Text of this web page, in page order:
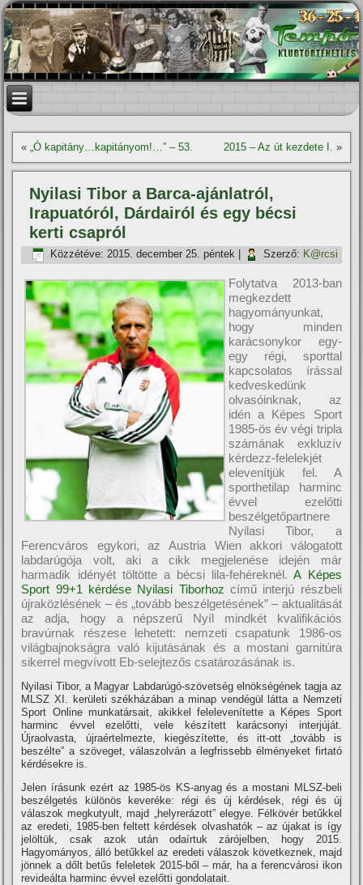
«„Ó kapitány…kapitányom!…” – 53. 2015 – Az út kezdete I. »
Nyilasi Tibor a Barca-ajánlatról,
Irapuatóról, Dárdairól és egy bécsi
kerti csapról
Közzétéve: 2015. december 25. péntek Szerző: K@rcsi
Folytatva 2013-ban
megkezdett
hagyományunkat,
hogy minden
karácsonykor egy-
egy régi, sporttal
kapcsolatos í­rással
kedveskedünk
olvasóinknak, az
idén a Képes Sport
1985-ös év végi tripla
számának exkluzí­v
kérdezz-felelekjét
elevení­tjük fel. A
sporthetilap harminc
évvel ezelőtti
beszélgetőpartnere
Nyilasi Tibor, a
Ferencváros egykori, az Austria Wien akkori válogatott
labdarúgója volt, aki a cikk megjelenése idején már
harmadik idényét töltötte a bécsi lila-fehéreknél.A Képes
Sport 99+1 kérdése Nyilasi Tiborhoz cí­mű interjú részbeli
újraközlésének – és „tovább beszélgetésének” – aktualitását
az adja, hogy a népszerű Nyí­l mindkét kvalifikációs
bravúrnak részese lehetett: nemzeti csapatunk 1986-os
világbajnokságra való kijutásának és a mostani garnitúra
sikerrel megví­vott Eb-selejtezős csatározásának is.
Nyilasi Tibor, a Magyar Labdarúgó-szövetség elnökségének tagja az
MLSZ XI. kerületi székházában a minap vendégül látta a Nemzeti
Sport Online munkatársait, akikkel felelevení­tette a Képes Sport
harminc évvel ezelőtti, vele készí­tett karácsonyi interjúját.
Újraolvasta, újraértelmezte, kiegészí­tette, és itt-ott „tovább is
beszélte” a szöveget, válaszolván a legfrissebb élményeket firtató
kérdésekre is.
Jelen í­rásunk ezért az 1985-ös KS-anyag és a mostani MLSZ-beli
beszélgetés különös keveréke: régi és új kérdések, régi és új
válaszok megkutyult, majd „helyrerázott” elegye. Félkövér betűkkel
az eredeti, 1985-ben feltett kérdések olvashatók – az újakat is í­gy
jelöltük, csak azok után odaí­rtuk zárójelben, hogy 2015.
Hagyományos, álló betűkkel az eredeti válaszok következnek, majd
jönnek a dőlt betűs feleletek 2015-ből – már, ha a ferencvárosi ikon
revideálta harminc évvel ezelőtti gondolatait.